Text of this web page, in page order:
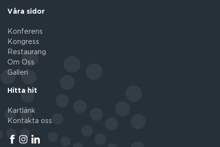
Våra sidor
Konferens
Kongress
Restaurang
Om Oss
Galleri
Hitta hit
Kartlänk
Kontakta oss